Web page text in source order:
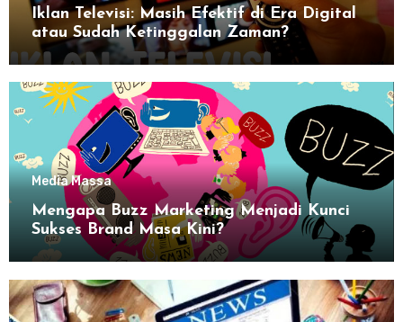
Iklan Televisi: Masih Efektif di Era Digital
atau Sudah Ketinggalan Zaman?
Media Massa
Mengapa Buzz Marketing Menjadi Kunci
Sukses Brand Masa Kini?